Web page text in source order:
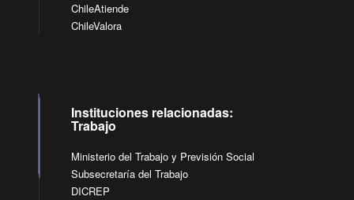
ChileAtiende
ChileValora
Instituciones relacionadas:
Trabajo
Ministerio del Trabajo y Previsión Social
Subsecretaría del Trabajo
DICREP